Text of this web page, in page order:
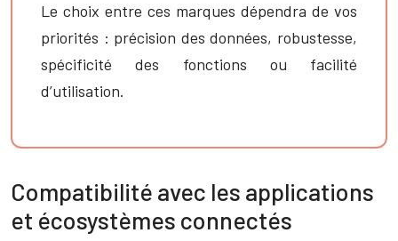
Le choix entre ces marques dépendra de vos
priorités : précision des données, robustesse,
spécificité des fonctions ou facilité
d’utilisation.
Compatibilité avec les applications
et écosystèmes connectés